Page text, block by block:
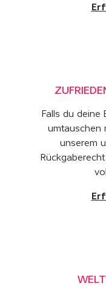
Falls du deine
umtauschen
unserem